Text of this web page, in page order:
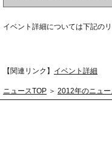
イベント詳細については下記の
【関連リンク】 イベント詳細
ニュースTOP ＞ 2012年のニュー